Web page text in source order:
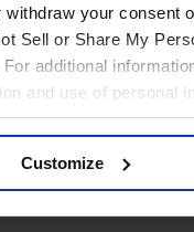
your consent
Sell or Share My
additional
and use of personal
Customize